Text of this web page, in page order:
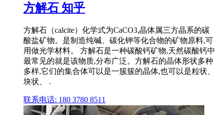
方解石 知乎
方解石（calcite）化学式为CaCO3,晶体属三方晶系的碳
酸盐矿物。是制造纯碱、碳化钾等化合物的矿物原料,可
用做光学材料。 方解石是一种碳酸钙矿物,天然碳酸钙中
最常见的就是该物质,分布广泛。方解石的晶体形状多种
多样,它们的集合体可以是一簇簇的晶体,也可以是粒状、
块状、 .
联系电话: 180 3780 8511